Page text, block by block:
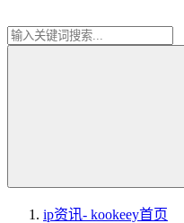
ip资讯- kookeey首页